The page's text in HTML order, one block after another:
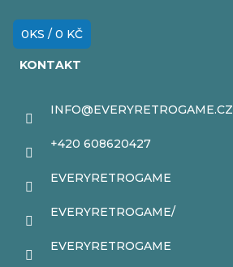
0KS / 0 KČ
KONTAKT
INFO@EVERYRETROGAME.CZ
+420 608620427
EVERYRETROGAME
EVERYRETROGAME/
EVERYRETROGAME